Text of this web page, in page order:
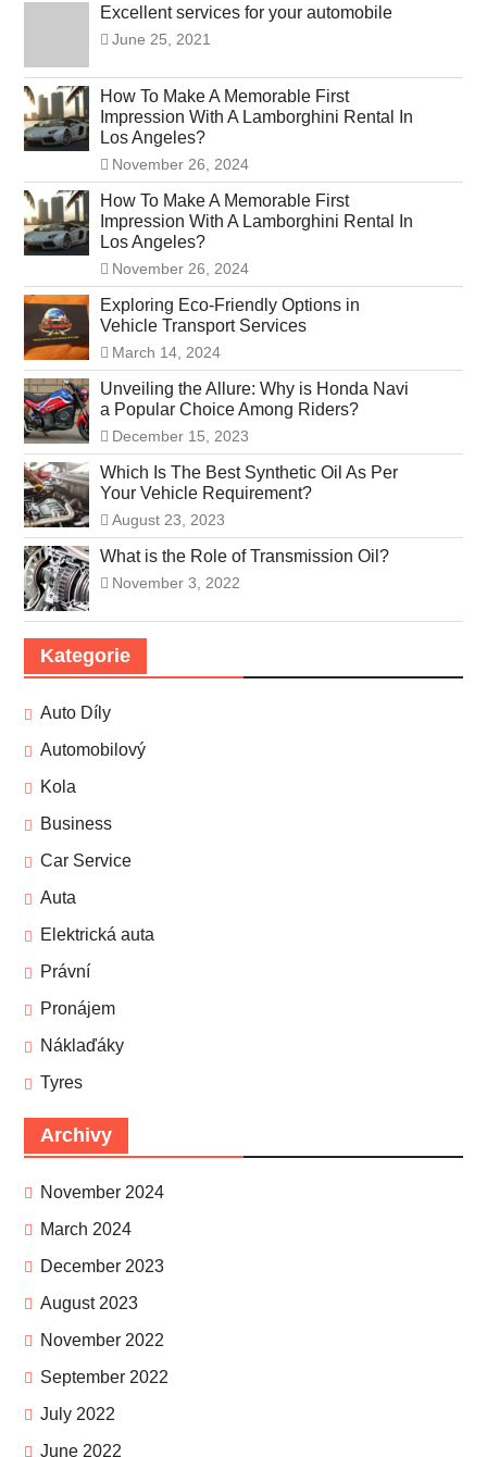
Excellent services for your automobile
June 25, 2021
How To Make A Memorable First
Impression With A Lamborghini Rental In
Los Angeles?
November 26, 2024
How To Make A Memorable First
Impression With A Lamborghini Rental In
Los Angeles?
November 26, 2024
Exploring Eco-Friendly Options in
Vehicle Transport Services
March 14, 2024
Unveiling the Allure: Why is Honda Navi
a Popular Choice Among Riders?
December 15, 2023
Which Is The Best Synthetic Oil As Per
Your Vehicle Requirement?
August 23, 2023
What is the Role of Transmission Oil?
November 3, 2022
Kategorie
Auto Díly
Automobilový
Kola
Business
Car Service
Auta
Elektrická auta
Právní
Pronájem
Náklaďáky
Tyres
Archivy
November 2024
March 2024
December 2023
August 2023
November 2022
September 2022
July 2022
June 2022